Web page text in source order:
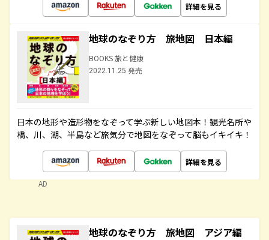
詳細を見る
地球のなぞり方 旅地図 日本編
BOOKS 旅と健康
2022.11.25 発売
日本の地形や造形物をなぞって学ぶ新しい地図本！観光名所や
橋、川、湖、半島など旅気分で地図をなぞって脳もイキイキ！
詳細を見る
AD
地球のなぞり方 旅地図 アジア編